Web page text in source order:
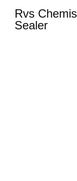
Rvs
Sealer